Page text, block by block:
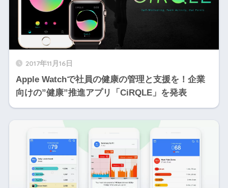
2017年11月16日
Apple Watchで社員の健康の管理と支援を！企業
向けの”健康”推進アプリ「CiRQLE」を発表